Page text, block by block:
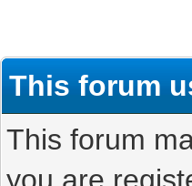
This forum
This forum